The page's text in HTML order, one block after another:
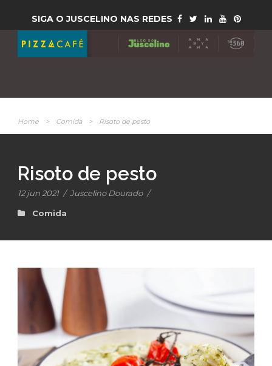
SIGA O JUSCELINO NAS REDES
Home > Comida > Risoto de pesto
Risoto de pesto
12 jun 2021 / Juscelino Dourado /
Comida